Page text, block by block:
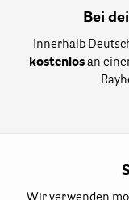
Bei
Innerhalb
kostenlos an
Wir verwenden